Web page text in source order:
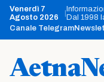
Vai
contenuto
Venerdì 7
Agosto 2026
Dal 1998
Canale Telegram